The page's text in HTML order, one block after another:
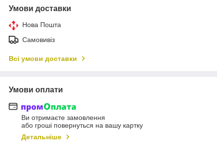
Умови доставки
Нова Пошта
Самовивіз
Всі умови доставки
Умови оплати
Ви отримаєте замовлення
або гроші повернуться на вашу картку
Детальніше